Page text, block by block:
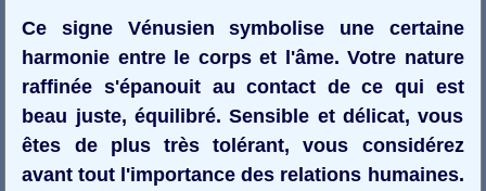
Ce signe Vénusien symbolise une certaine
harmonie entre le corps et l'âme. Votre nature
raffinée s'épanouit au contact de ce qui est
beau juste, équilibré. Sensible et délicat, vous
êtes de plus très tolérant, vous considérez
avant tout l'importance des relations humaines.